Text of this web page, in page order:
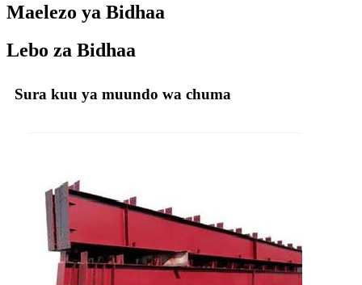
Maelezo ya Bidhaa
Lebo za Bidhaa
Sura kuu ya muundo wa chuma